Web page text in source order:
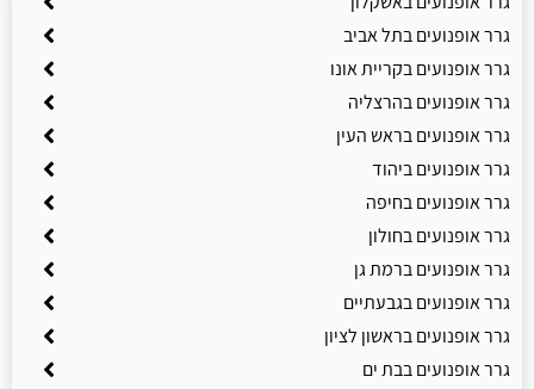
גרר אופנועים בתל אביב
גרר אופנועים בקריית אונו
גרר אופנועים בהרצליה
גרר אופנועים בראש העין
גרר אופנועים ביהוד
גרר אופנועים בחיפה
גרר אופנועים בחולון
גרר אופנועים ברמת גן
גרר אופנועים בגבעתיים
גרר אופנועים בראשון לציון
גרר אופנועים בבת ים